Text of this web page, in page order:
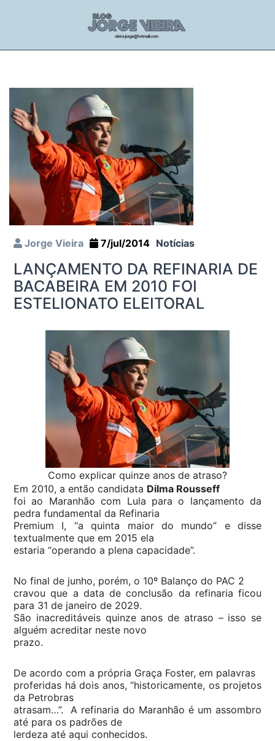
Jorge Vieira 7/jul/2014 Notícias
LANÇAMENTO DA REFINARIA DE
BACABEIRA EM 2010 FOI
ESTELIONATO ELEITORAL
Como explicar quinze anos de atraso?
Em 2010, a então candidata Dilma Rousseff
foi ao Maranhão com Lula para o lançamento da
pedra fundamental da Refinaria
Premium I, “a quinta maior do mundo” e disse
textualmente que em 2015 ela
estaria “operando a plena capacidade”.
No final de junho, porém, o 10º Balanço do PAC 2
cravou que a data de conclusão da refinaria ficou
para 31 de janeiro de 2029.
São inacreditáveis quinze anos de atraso – isso se
alguém acreditar neste novo
prazo.
De acordo com a própria Graça Foster, em palavras
proferidas há dois anos, “historicamente, os projetos
da Petrobras
atrasam…”. A refinaria do Maranhão é um assombro
até para os padrões de
lerdeza até aqui conhecidos.